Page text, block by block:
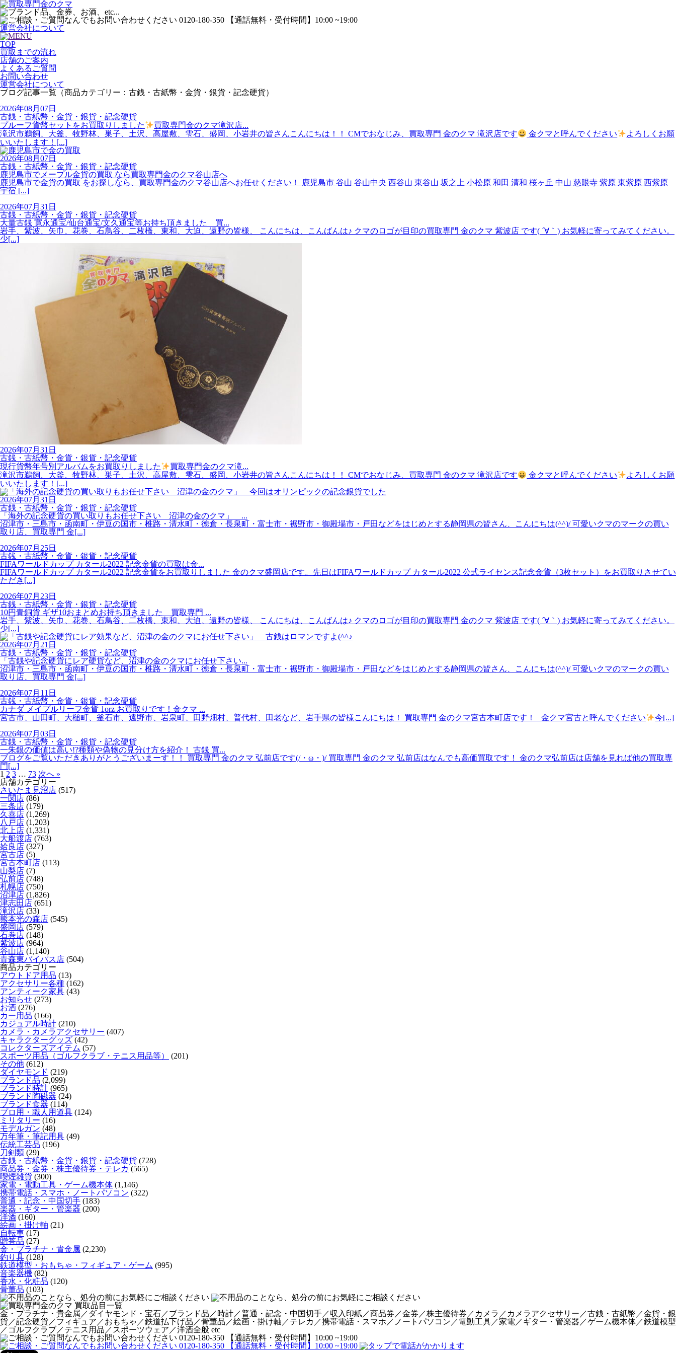
運営会社について
TOP
買取までの流れ
店舗のご案内
よくあるご質問
お問い合わせ
運営会社について
ブログ記事一覧（商品カテゴリー：古銭・古紙幣・金貨・銀貨・記念硬貨）
2026年08月07日
古銭・古紙幣・金貨・銀貨・記念硬貨
プルーフ貨幣セットをお買取りしました
買取専門金のクマ滝沢店...
滝沢市鵜飼、大釜、牧野林、巣子、土沢、高屋敷、雫石、盛岡、小岩井の皆さんこんにちは！！ CMでおなじみ、買取専門 金のクマ 滝沢店です
金クマと呼んでください
よろしくお願
いいたします！[...]
2026年08月07日
古銭・古紙幣・金貨・銀貨・記念硬貨
鹿児島市でメープル金貨の買取 なら買取専門金のクマ谷山店へ
鹿児島市で金貨の買取 をお探しなら、買取専門金のクマ谷山店へお任せください！ 鹿児島市 谷山 谷山中央 西谷山 東谷山 坂之上 小松原 和田 清和 桜ヶ丘 中山 慈眼寺 紫原 東紫原 西紫原
宇宿 [...]
2026年07月31日
古銭・古紙幣・金貨・銀貨・記念硬貨
大量古銭 寛永通宝/仙台通宝/文久通宝等お持ち頂きました 買...
岩手、紫波、矢巾、花巻、石鳥谷、二枚橋、東和、大迫、遠野の皆様、 こんにちは、こんばんは♪ クマのロゴが目印の買取専門 金のクマ 紫波店 です( ´∀｀) お気軽に寄ってみてください。
少[...]
2026年07月31日
古銭・古紙幣・金貨・銀貨・記念硬貨
現行貨幣年号別アルバムをお買取りしました
買取専門金のクマ滝...
滝沢市鵜飼、大釜、牧野林、巣子、土沢、高屋敷、雫石、盛岡、小岩井の皆さんこんにちは！！ CMでおなじみ、買取専門 金のクマ 滝沢店です
金クマと呼んでください
よろしくお願
いいたします！[...]
2026年07月31日
古銭・古紙幣・金貨・銀貨・記念硬貨
「海外の記念硬貨の買い取りもお任せ下さい 沼津の金のクマ」 ...
沼津市・三島市・函南町・伊豆の国市・椎路・清水町・徳倉・長泉町・富士市・裾野市・御殿場市・戸田などをはじめとする静岡県の皆さん、こんにちは(^^)/ 可愛いクマのマークの買い
取り店、買取専門 金[...]
2026年07月25日
古銭・古紙幣・金貨・銀貨・記念硬貨
FIFAワールドカップ カタール2022 記念金貨の買取は金...
FIFAワールドカップ カタール2022 記念金貨をお買取りしました 金のクマ盛岡店です。先日はFIFAワールドカップ カタール2022 公式ライセンス記念金貨（3枚セット）をお買取りさせてい
ただき[...]
2026年07月23日
古銭・古紙幣・金貨・銀貨・記念硬貨
10円青銅貨 ギザ10おまとめお持ち頂きました 買取専門 ...
岩手、紫波、矢巾、花巻、石鳥谷、二枚橋、東和、大迫、遠野の皆様、 こんにちは、こんばんは♪ クマのロゴが目印の買取専門 金のクマ 紫波店 です( ´∀｀) お気軽に寄ってみてください。
少[...]
2026年07月21日
古銭・古紙幣・金貨・銀貨・記念硬貨
「古銭や記念硬貨にレア硬貨など、沼津の金のクマにお任せ下さい...
沼津市・三島市・函南町・伊豆の国市・椎路・清水町・徳倉・長泉町・富士市・裾野市・御殿場市・戸田などをはじめとする静岡県の皆さん、こんにちは(^^)/ 可愛いクマのマークの買い
取り店、買取専門 金[...]
2026年07月11日
古銭・古紙幣・金貨・銀貨・記念硬貨
カナダ メイプルリーフ金貨 1orz お買取りです！金クマ ...
宮古市、山田町、大槌町、釜石市、遠野市、岩泉町、田野畑村、普代村、田老など、岩手県の皆様こんにちは！ 買取専門 金のクマ宮古本町店です！ 金クマ宮古と呼んでください
今[...]
2026年07月03日
古銭・古紙幣・金貨・銀貨・記念硬貨
一朱銀の価値は高い!?種類や偽物の見分け方を紹介！ 古銭 買...
ブログをご覧いただきありがとうございまーす！！ 買取専門 金のクマ 弘前店です(/・ω・)/ 買取専門 金のクマ 弘前店はなんでも高価買取です！ 金のクマ弘前店は店舗を見れば他の買取専
門[...]
1 2 3 … 73 次へ »
店舗カテゴリー
さいたま見沼店 (517)
一関店 (86)
三条店 (179)
久喜店 (1,269)
八戸店 (1,203)
北上店 (1,331)
大船渡店 (763)
姶良店 (327)
宮古店 (5)
宮古本町店 (113)
山梨店 (7)
弘前店 (748)
札幌店 (750)
沼津店 (1,826)
津志田店 (651)
滝沢店 (33)
熊本光の森店 (545)
盛岡店 (579)
石巻店 (148)
紫波店 (964)
谷山店 (1,140)
青森東バイパス店 (504)
商品カテゴリー
アウトドア用品 (13)
アクセサリー各種 (162)
アンティーク家具 (43)
お知らせ (273)
お酒 (276)
カー用品 (166)
カジュアル時計 (210)
カメラ・カメラアクセサリー (407)
キャラクターグッズ (42)
コレクターズアイテム (57)
スポーツ用品（ゴルフクラブ・テニス用品等）
(201)
その他 (612)
ダイヤモンド (219)
ブランド品 (2,099)
ブランド時計 (965)
ブランド陶磁器 (24)
ブランド食器 (114)
プロ用・職人用道具 (124)
ミリタリー (16)
モデルガン (48)
万年筆・筆記用具 (49)
伝統工芸品 (196)
刀剣類 (29)
古銭・古紙幣・金貨・銀貨・記念硬貨 (728)
商品券・金券・株主優待券・テレカ (565)
喫煙雑貨 (300)
家電・電動工具・ゲーム機本体 (1,146)
携帯電話・スマホ・ノートパソコン (322)
普通・記念・中国切手 (183)
楽器・ギター・管楽器 (200)
洋酒 (160)
絵画・掛け軸 (21)
自転車 (17)
贈答品 (27)
金・プラチナ・貴金属 (2,230)
釣り具 (128)
鉄道模型・おもちゃ・フィギュア・ゲーム (995)
音楽器機 (82)
香水・化粧品 (120)
骨董品 (103)
金・プラチナ・貴金属／ダイヤモンド・宝石／ブランド品／時計／普通・記念・中国切手／収入印紙／商品券／金券／株主優待券／カメラ／カメラアクセサリー／古銭・古紙幣／金貨・銀
貨／記念硬貨／フィギュア／おもちゃ／鉄道払下げ品／骨董品／絵画・掛け軸／テレカ／携帯電話・スマホ／ノートパソコン／電動工具／家電／ギター・管楽器／ゲーム機本体／鉄道模型
／ゴルフクラブ／テニス用品／スポーツウェア／洋酒全般 etc